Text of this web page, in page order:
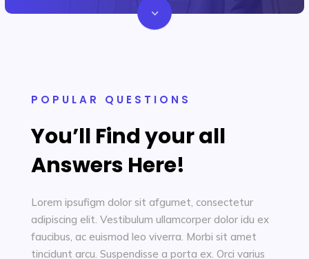
3
POPULAR QUESTIONS
You’ll Find your all
Answers Here!
Lorem ipsufigm dolor sit afgumet, consectetur
adipiscing elit. Vestibulum ullamcorper dolor idu ex
faucibus, ac euismod leo viverra. Morbi sit amet
tincidunt arcu. Suspendisse a porta ex. Orci varius